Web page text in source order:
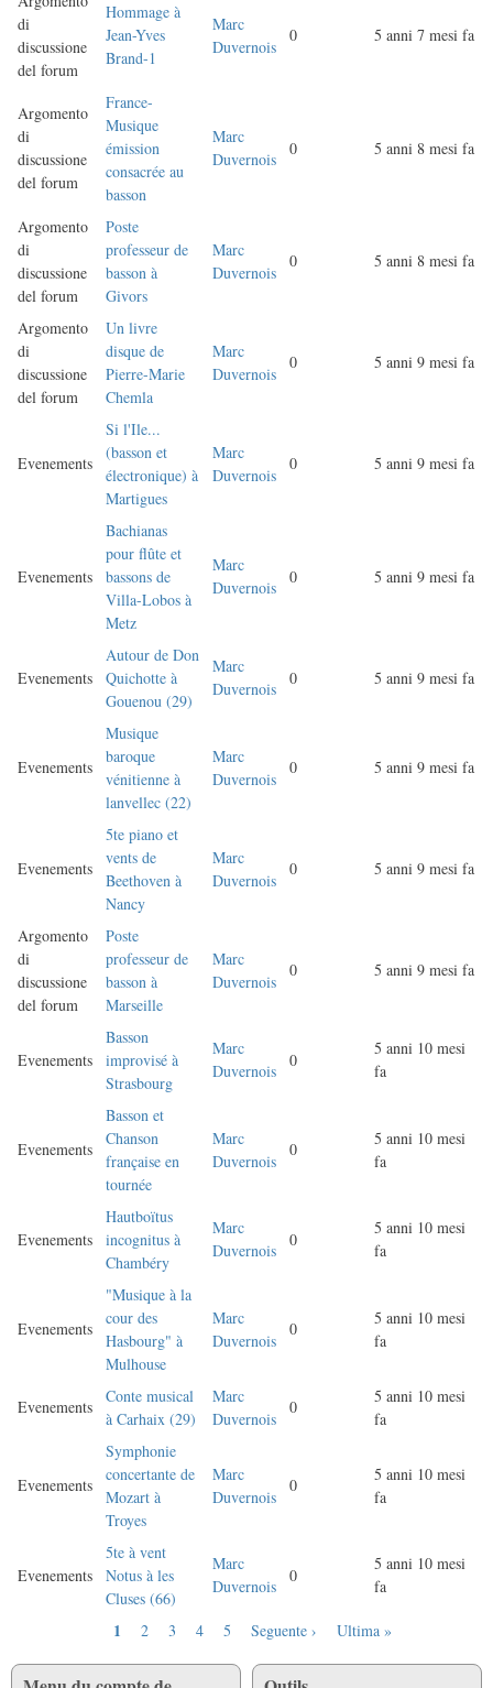
di
discussione
del forum
Hommage à
Jean-Yves
Brand-1
Marc
Duvernois
0 5 anni 7 mesi fa
Argomento
di
discussione
del forum
France-
Musique
émission
consacrée au
basson
Marc
Duvernois
0 5 anni 8 mesi fa
Argomento
di
discussione
del forum
Poste
professeur de
basson à
Givors
Marc
Duvernois
0 5 anni 8 mesi fa
Argomento
di
discussione
del forum
Un livre
disque de
Pierre-Marie
Chemla
Marc
Duvernois
0 5 anni 9 mesi fa
Evenements
Si l'Ile...
(basson et
électronique) à
Martigues
Marc
Duvernois
0 5 anni 9 mesi fa
Evenements
Bachianas
pour flûte et
bassons de
Villa-Lobos à
Metz
Marc
Duvernois
0 5 anni 9 mesi fa
Evenements
Autour de Don
Quichotte à
Gouenou (29)
Marc
Duvernois
0 5 anni 9 mesi fa
Evenements
Musique
baroque
vénitienne à
lanvellec (22)
Marc
Duvernois
0 5 anni 9 mesi fa
Evenements
5te piano et
vents de
Beethoven à
Nancy
Marc
Duvernois
0 5 anni 9 mesi fa
Argomento
di
discussione
del forum
Poste
professeur de
basson à
Marseille
Marc
Duvernois
0 5 anni 9 mesi fa
Evenements
Basson
improvisé à
Strasbourg
Marc
Duvernois
0
5 anni 10 mesi
fa
Evenements
Basson et
Chanson
française en
tournée
Marc
Duvernois
0
5 anni 10 mesi
fa
Evenements
Hautboïtus
incognitus à
Chambéry
Marc
Duvernois
0
5 anni 10 mesi
fa
Evenements
"Musique à la
cour des
Hasbourg" à
Mulhouse
Marc
Duvernois
0
5 anni 10 mesi
fa
Evenements
Conte musical
à Carhaix (29)
Marc
Duvernois
0
5 anni 10 mesi
fa
Evenements
Symphonie
concertante de
Mozart à
Troyes
Marc
Duvernois
0
5 anni 10 mesi
fa
Evenements
5te à vent
Notus à les
Cluses (66)
Marc
Duvernois
0
5 anni 10 mesi
fa
Pagina
1 Pagina
2 Pagina
3 Pagina
4 Pagina
5
Pagina
Seguente ›
Ultima
Ultima »